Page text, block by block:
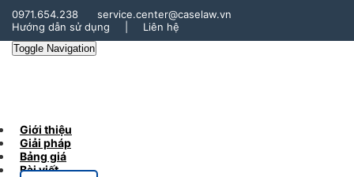
0971.654.238
service.center@caselaw.vn
Hướng dẫn sử dụng
Liên hệ
Toggle Navigation
Giới thiệu
Giải pháp
Bảng giá
Bài viết